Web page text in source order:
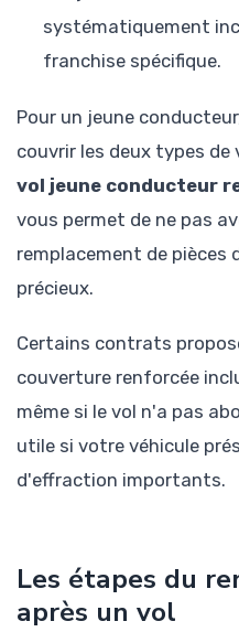
systématiquement
franchise spécifique.
Pour un jeune
couvrir les deux types de
vol jeune conducteur
vous permet de ne pas
remplacement de pièces
précieux.
Certains contrats
couverture renforcée
même si le vol n'a pas
utile si votre véhicule
d'effraction importants.
Les étapes du
après un vol